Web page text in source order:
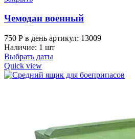
Чемодан военный
750 Р в день артикул: 13009
Наличие: 1 шт
Выбрать даты
Quick view